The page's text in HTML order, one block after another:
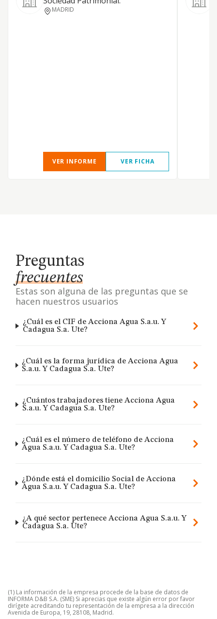
MADRID
VER INFORME VER FICHA
Preguntas
frecuentes
Estas son alguna de las preguntas que se
hacen nuestros usuarios
¿Cuál es el CIF de Acciona Agua S.a.u. Y
Cadagua S.a. Ute?
¿Cuál es la forma jurídica de Acciona Agua
S.a.u. Y Cadagua S.a. Ute?
¿Cuántos trabajadores tiene Acciona Agua
S.a.u. Y Cadagua S.a. Ute?
¿Cuál es el número de teléfono de Acciona
Agua S.a.u. Y Cadagua S.a. Ute?
¿Dónde está el domicilio Social de Acciona
Agua S.a.u. Y Cadagua S.a. Ute?
¿A qué sector pertenece Acciona Agua S.a.u. Y
Cadagua S.a. Ute?
(1) La información de la empresa procede de la base de datos de
INFORMA D&B S.A. (SME) Si aprecias que existe algún error por favor
dirígete acreditando tu representación de la empresa a la dirección
Avenida de Europa, 19, 28108, Madrid.